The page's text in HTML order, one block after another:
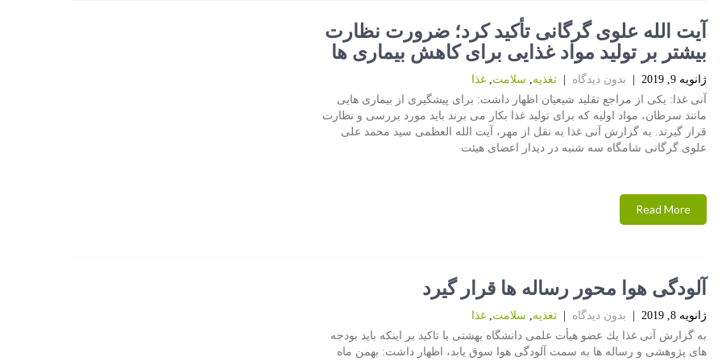
آیت الله علوی گرگانی تأكید كرد؛ ضرورت نظارت
بیشتر بر تولید مواد غذایی برای كاهش بیماری ها
ژانویه 9, 2019 بدون دیدگاه تغذیه, سلامت, غذا
آنی غذا: یكی از مراجع تقلید شیعیان اظهار داشت: برای پیشگیری از بیماری هایی
مانند سرطان، مواد اولیه كه برای تولید غذا بكار می برند باید مورد بررسی و نظارت
قرار گیرند. به گزارش آنی غذا به نقل از مهر، آیت الله العظمی سید محمد علی
علوی گرگانی شامگاه سه شنبه در دیدار اعضای هیئت
Read More
آلودگی هوا محور رساله ها قرار گیرد
ژانویه 8, 2019 بدون دیدگاه تغذیه, سلامت, غذا
به گزارش آنی غذا یك عضو هیأت علمی دانشگاه بهشتی با تاكید بر اینكه باید بودجه
های پژوهشی و رساله ها به سمت آلودگی هوا سوق یابد، اظهار داشت: بهمن ماه